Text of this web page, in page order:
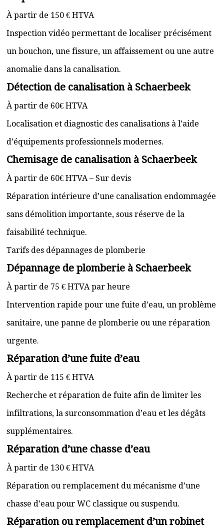
À partir de 150 € HTVA
Inspection vidéo permettant de localiser précisément
un bouchon, une fissure, un affaissement ou une autre
anomalie dans la canalisation.
Détection de canalisation à Schaerbeek
À partir de 60€ HTVA
Localisation et diagnostic des canalisations à l’aide
d’équipements professionnels modernes.
Chemisage de canalisation à Schaerbeek
À partir de 60€ HTVA – Sur devis
Réparation intérieure d’une canalisation endommagée
sans démolition importante, sous réserve de la
faisabilité technique.
Tarifs des dépannages de plomberie
Dépannage de plomberie à Schaerbeek
À partir de 75 € HTVA par heure
Intervention rapide pour une fuite d’eau, un problème
sanitaire, une panne de plomberie ou une réparation
urgente.
Réparation d’une fuite d’eau
À partir de 115 € HTVA
Recherche et réparation de fuite afin de limiter les
infiltrations, la surconsommation d’eau et les dégâts
supplémentaires.
Réparation d’une chasse d’eau
À partir de 130 € HTVA
Réparation ou remplacement du mécanisme d’une
chasse d’eau pour WC classique ou suspendu.
Réparation ou remplacement d’un robinet